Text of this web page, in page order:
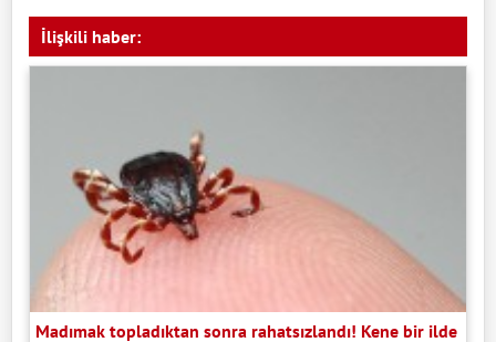
İlişkili haber:
Madımak topladıktan sonra rahatsızlandı! Kene bir ilde